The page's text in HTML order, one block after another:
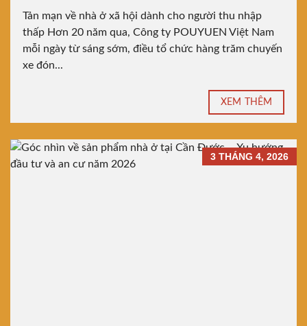
Tản mạn về nhà ở xã hội dành cho người thu nhập
thấp Hơn 20 năm qua, Công ty POUYUEN Việt Nam
mỗi ngày từ sáng sớm, điều tổ chức hàng trăm chuyến
xe đón...
XEM THÊM
3 THÁNG 4, 2026